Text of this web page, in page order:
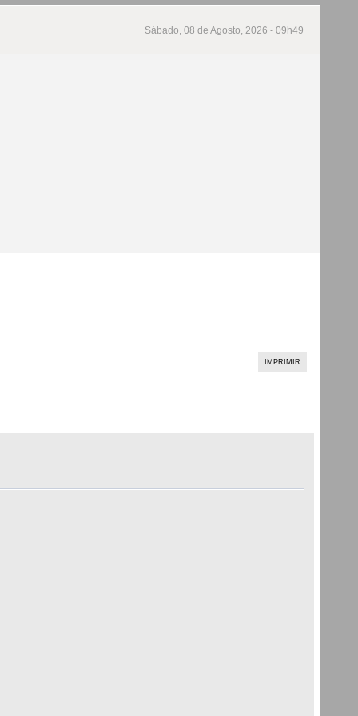
Sábado, 08 de Agosto, 2026 - 09h49
IMPRIMIR